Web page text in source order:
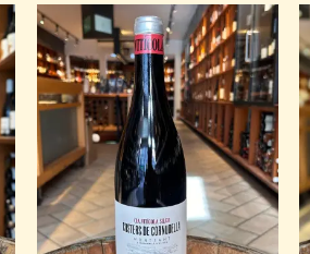
Add to
Wishlist